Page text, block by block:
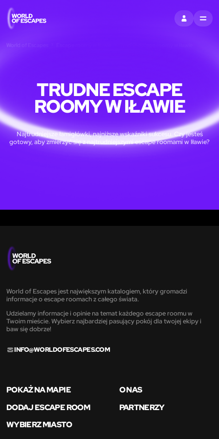
ZALOGUJ SIĘ
MENU
World of Escapes
TRUDNE ESCAPE
ROOMY W IŁAWIE
Najtrudniejsze łamigłówki, najniższe wskaźniki sukcesu. Czy jesteś
gotowy, aby zmierzyć się z najtrudniejszymi escape roomami w Iławie?
World of Escapes jest największym katalogiem, który gromadzi
informacje o escape roomach z całego świata.
Udzielamy informacje i opinie na temat każdego escape roomu w
Twoim mieście. Wybierz najbardziej pasujący pokój dla twojej ekipy i
baw się dobrze!
INFO@WORLDOFESCAPES.COM
POKAŻ NA MAPIE
O NAS
DODAJ ESCAPE ROOM
PARTNERZY
WYBIERZ MIASTO